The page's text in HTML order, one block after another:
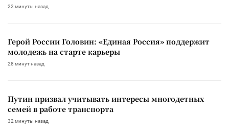
22 минуты назад
Герой России Головин: «Единая Россия» поддержит
молодежь на старте карьеры
28 минут назад
Путин призвал учитывать интересы многодетных
семей в работе транспорта
32 минуты назад